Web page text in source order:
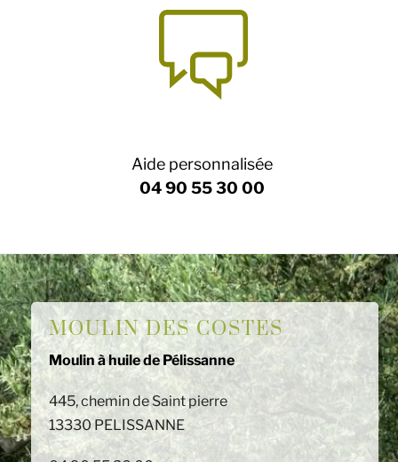
Aide personnalisée
04 90 55 30 00
MOULIN DES COSTES
Moulin à huile de Pélissanne
445, chemin de Saint pierre
13330 PELISSANNE